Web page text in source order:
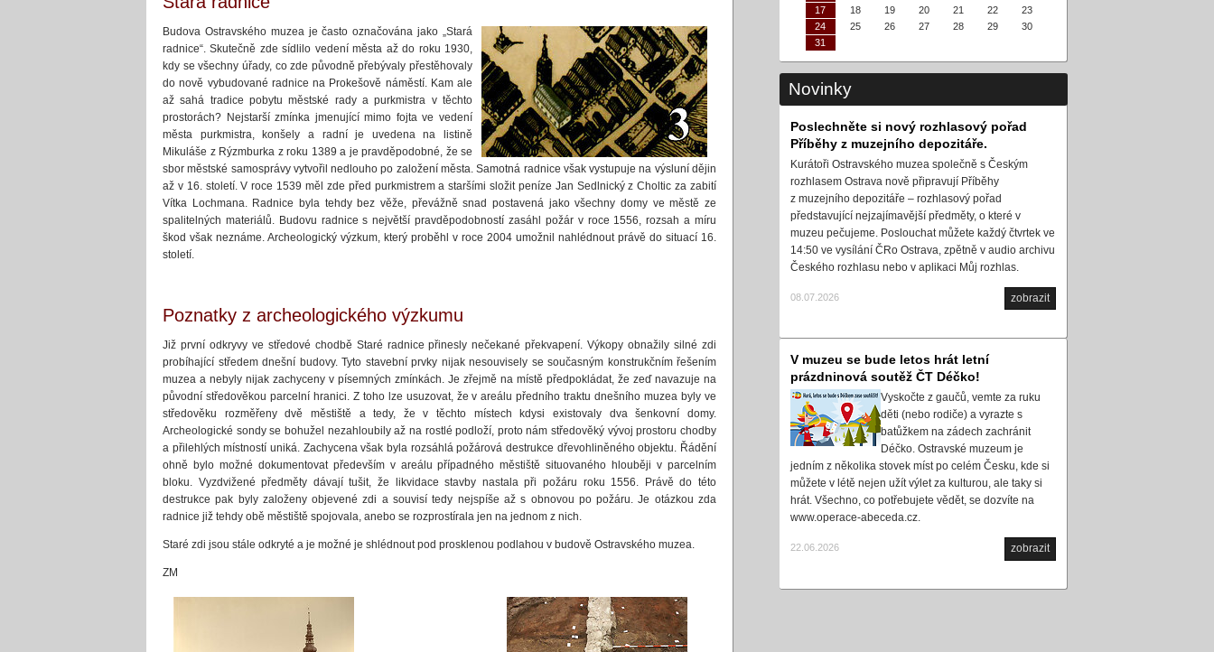
17
18 19 20 21 22
23
24
25 26 27 28 29
30
31
Novinky
Poslechněte si nový rozhlasový pořad
Příběhy z muzejního depozitáře.
Kurátoři Ostravského muzea společně s Českým
rozhlasem Ostrava nově připravují Příběhy
z muzejního depozitáře – rozhlasový pořad
představující nejzajímavější předměty, o které v
muzeu pečujeme. Poslouchat můžete každý čtvrtek ve
14:50 ve vysílání ČRo Ostrava, zpětně v audio archivu
Českého rozhlasu nebo v aplikaci Můj rozhlas.
08.07.2026 zobrazit
V muzeu se bude letos hrát letní
prázdninová soutěž ČT Déčko!
Vyskočte z gaučů, vemte za ruku
děti (nebo rodiče) a vyrazte s
batůžkem na zádech zachránit
Déčko. Ostravské muzeum je
jedním z několika stovek míst po celém Česku, kde si
můžete v létě nejen užít výlet za kulturou, ale taky si
hrát. Všechno, co potřebujete vědět, se dozvíte na
www.operace-abeceda.cz.
22.06.2026 zobrazit
Budova Ostravského muzea je často označována jako „Stará
radnice“. Skutečně zde sídlilo vedení města až do roku 1930,
kdy se všechny úřady, co zde původně přebývaly přestěhovaly
do nově vybudované radnice na Prokešově náměstí. Kam ale
až sahá tradice pobytu městské rady a purkmistra v těchto
prostorách? Nejstarší zmínka jmenující mimo fojta ve vedení
města purkmistra, konšely a radní je uvedena na listině
Mikuláše z Rýzmburka z roku 1389 a je pravděpodobné, že se
sbor městské samosprávy vytvořil nedlouho po založení města. Samotná radnice však vystupuje na výsluní dějin
až v 16. století. V roce 1539 měl zde před purkmistrem a staršími složit peníze Jan Sedlnický z Choltic za zabití
Vítka Lochmana. Radnice byla tehdy bez věže, převážně snad postavená jako všechny domy ve městě ze
spalitelných materiálů. Budovu radnice s největší pravděpodobností zasáhl požár v roce 1556, rozsah a míru
škod však neznáme. Archeologický výzkum, který proběhl v roce 2004 umožnil nahlédnout právě do situací 16.
století.
Poznatky z archeologického výzkumu
Již první odkryvy ve středové chodbě Staré radnice přinesly nečekané překvapení. Výkopy obnažily silné zdi
probíhající středem dnešní budovy. Tyto stavební prvky nijak nesouvisely se současným konstrukčním řešením
muzea a nebyly nijak zachyceny v písemných zmínkách. Je zřejmě na místě předpokládat, že zeď navazuje na
původní středověkou parcelní hranici. Z toho lze usuzovat, že v areálu předního traktu dnešního muzea byly ve
středověku rozměřeny dvě městiště a tedy, že v těchto místech kdysi existovaly dva šenkovní domy.
Archeologické sondy se bohužel nezahloubily až na rostlé podloží, proto nám středověký vývoj prostoru chodby
a přilehlých místností uniká. Zachycena však byla rozsáhlá požárová destrukce dřevohliněného objektu. Řádění
ohně bylo možné dokumentovat především v areálu případného městiště situovaného hlouběji v parcelním
bloku. Vyzdvižené předměty dávají tušit, že likvidace stavby nastala při požáru roku 1556. Právě do této
destrukce pak byly založeny objevené zdi a souvisí tedy nejspíše až s obnovou po požáru. Je otázkou zda
radnice již tehdy obě městiště spojovala, anebo se rozprostírala jen na jednom z nich.
Staré zdi jsou stále odkryté a je možné je shlédnout pod prosklenou podlahou v budově Ostravského muzea.
ZM